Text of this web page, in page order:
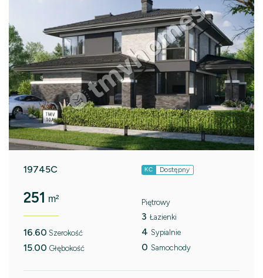
19745C KC Dostępny
251 m²
16.60 Szerokość
15.00 Głębokość
Piętrowy
3 Łazienki
4 Sypialnie
0 Samochody